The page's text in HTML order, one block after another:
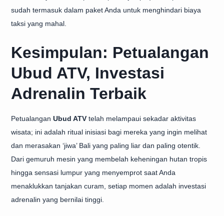
sudah termasuk dalam paket Anda untuk menghindari biaya
taksi yang mahal.
Kesimpulan: Petualangan
Ubud ATV, Investasi
Adrenalin Terbaik
Petualangan Ubud ATV telah melampaui sekadar aktivitas
wisata; ini adalah ritual inisiasi bagi mereka yang ingin melihat
dan merasakan ‘jiwa’ Bali yang paling liar dan paling otentik.
Dari gemuruh mesin yang membelah keheningan hutan tropis
hingga sensasi lumpur yang menyemprot saat Anda
menaklukkan tanjakan curam, setiap momen adalah investasi
adrenalin yang bernilai tinggi.